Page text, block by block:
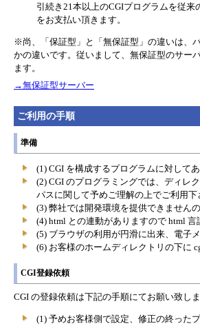
引続き21本以上のCGIプログラムを従
をお支払い頂きます。
※尚、「保証型」と「無保証型」の違いは、
かの違いです。従いまして、無保証型のサー
ます。
→無保証型サーバー
ご利用の手順
準備
(1) CGI を構成するプログラムに対して
(2) CGI のプログラミングでは、ディレ
パスに関して予めご理解の上でご利用下
(3) 弊社では開発環境を提供できません
(4) html との連動がありますので html 言
(5) ブラウザの利用が円滑に出来、電子
(6) お客様のホームディレクトリの下に
CGI登録依頼
CGI の登録依頼は下記の手順にてお願い致しま
(1) 予めお客様側で設定、修正の終った